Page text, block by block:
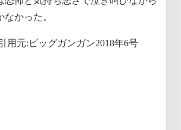
かった。
元:ビッグガンガン2018年6号